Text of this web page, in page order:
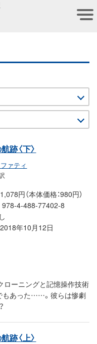
跡〈下〉
ファティ
1,078円（本体価格：980円）
978-4-488-77402-8
2018年10月12日
ローニングと記憶操作技術
もあった……。彼らは惨劇
跡〈上〉